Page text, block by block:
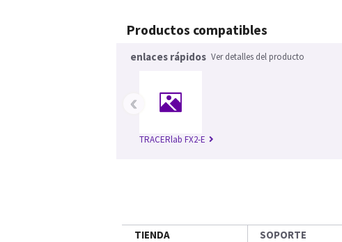
Productos compatibles
enlaces rápidos Ver detalles del producto
TRACERlab FX2-E
‹
TIENDA SOPORTE